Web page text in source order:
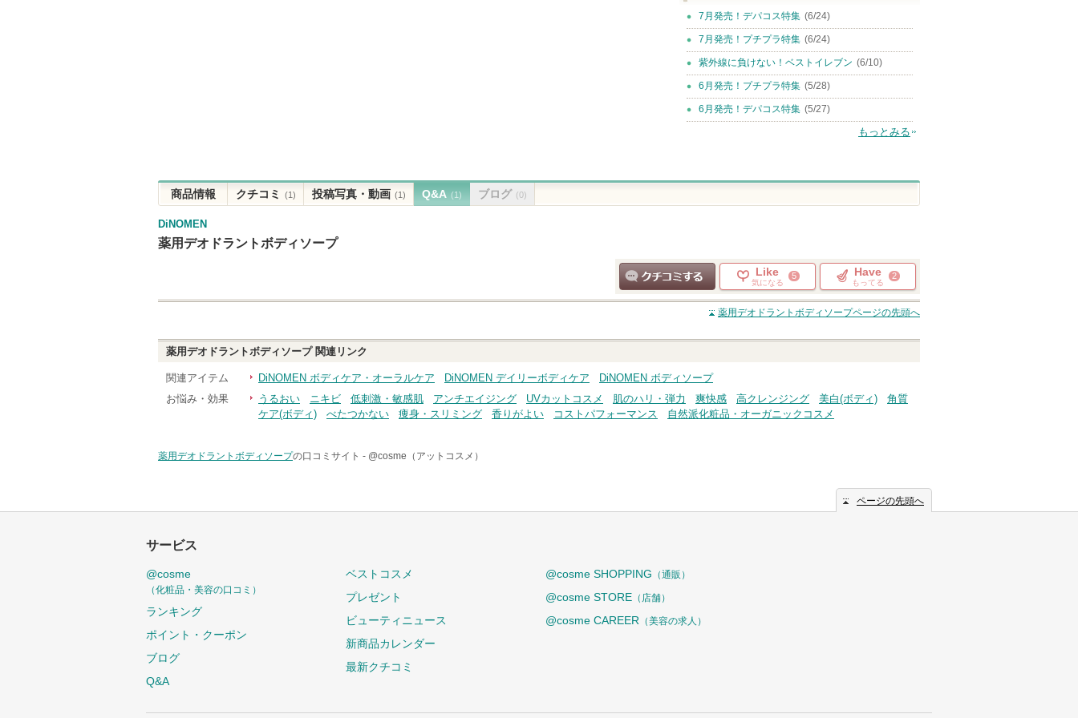
7月発売！デパコス特集 (6/24)
7月発売！プチプラ特集 (6/24)
紫外線に負けない！ベストイレブン (6/10)
6月発売！プチプラ特集 (5/28)
6月発売！デパコス特集 (5/27)
もっとみる
商品情報 クチコミ (1) 投稿写真・動画 (1) Q&A (1) ブログ (0)
DiNOMEN
薬用デオドラントボディソープ
クチコミする
Like
気になる
5 Have
もってる
2
薬用デオドラントボディソープページの先頭へ
薬用デオドラントボディソープ関連リンク
関連アイテム DiNOMEN ボディケア・オーラルケア DiNOMEN デイリーボディケア
DiNOMEN ボディソープ
お悩み・効果
うるおい ニキビ 低刺激・敏感肌 アンチエイジング UVカットコスメ 肌のハリ・弾力 爽快感 高クレンジング 美白(ボディ)
角質
ケア(ボディ)
べたつかない 痩身・スリミング 香りがよい コストパフォーマンス 自然派化粧品・オーガニックコスメ
薬用デオドラントボディソープの口コミサイト - @cosme（アットコスメ）
ページの先頭へ
サービス
@cosme
（化粧品・美容の口コミ）
ランキング
ポイント・クーポン
ブログ
Q&A
ベストコスメ
プレゼント
ビューティニュース
新商品カレンダー
最新クチコミ
@cosme SHOPPING （通販）
@cosme STORE （店舗）
@cosme CAREER （美容の求人）